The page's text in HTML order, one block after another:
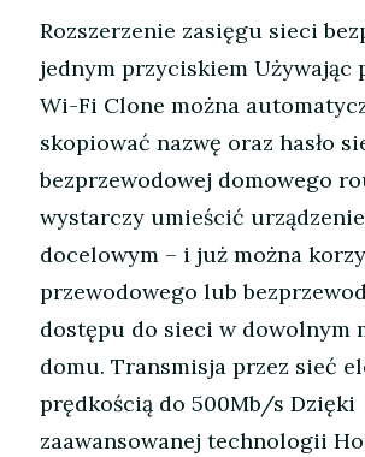
Rozszerzenie zasięgu sieci
jednym przyciskiem Używając
Wi-Fi Clone można
skopiować nazwę oraz hasło
bezprzewodowej domowego
wystarczy umieścić
docelowym – i już można
przewodowego lub
dostępu do sieci w dowolnym
domu. Transmisja przez sieć
prędkością do 500Mb/s Dzięki
zaawansowanej technologii